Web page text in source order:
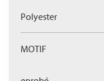
Polyester
MOTIF